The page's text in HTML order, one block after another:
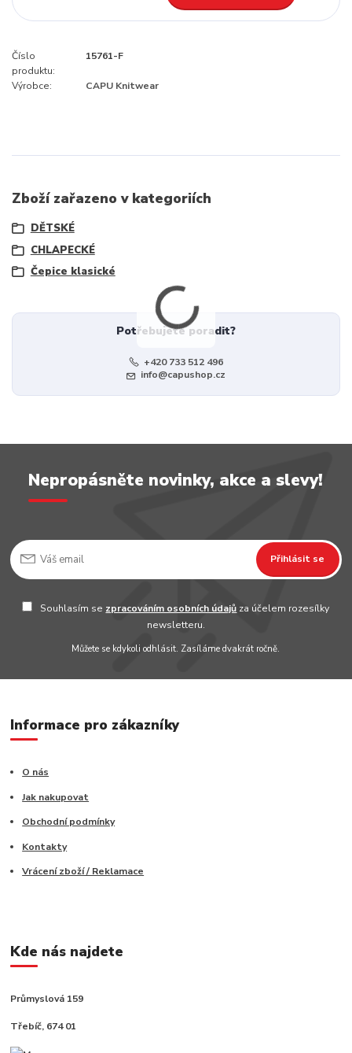
Číslo
produktu:
15761-F
Výrobce: CAPU Knitwear
Zboží zařazeno v kategoriích
DĚTSKÉ
CHLAPECKÉ
Čepice klasické
Potřebujete poradit?
+420 733 512 496
info@capushop.cz
Nepropásněte novinky, akce a slevy!
Přihlásit se
Souhlasím se zpracováním osobních údajů za účelem rozesílky
newsletteru.
Můžete se kdykoli odhlásit. Zasíláme dvakrát ročně.
Informace pro zákazníky
O nás
Jak nakupovat
Obchodní podmínky
Kontakty
Vrácení zboží / Reklamace
Kde nás najdete
Průmyslová 159
Třebíč, 674 01